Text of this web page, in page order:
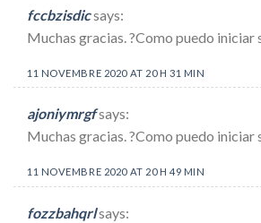
fccbzisdicsays:
Muchas gracias. ?Como puedo iniciar
11 NOVEMBRE 2020 AT 20 H 31 MIN
ajoniymrgfsays:
Muchas gracias. ?Como puedo iniciar
11 NOVEMBRE 2020 AT 20 H 49 MIN
fozzbahqrlsays: